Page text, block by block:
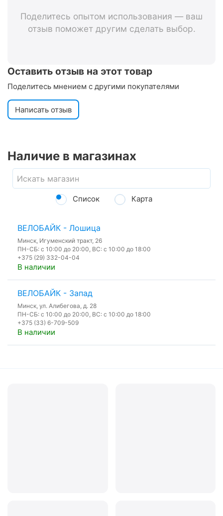
Поделитесь опытом использования — ваш
отзыв поможет другим сделать выбор.
Оставить отзыв на этот товар
Поделитесь мнением с другими покупателями
Написать отзыв
Наличие в магазинах
Список Карта
ВЕЛОБАЙК - Лошица
Минск, Игуменский тракт, 26
ПН-СБ: с 10:00 до 20:00, ВС: с 10:00 до 18:00
+375 (29) 332-04-04
В наличии
ВЕЛОБАЙК - Запад
Минск, ул. Алибегова, д. 28
ПН-СБ: с 10:00 до 20:00, ВС: с 10:00 до 18:00
+375 (33) 6-709-509
В наличии